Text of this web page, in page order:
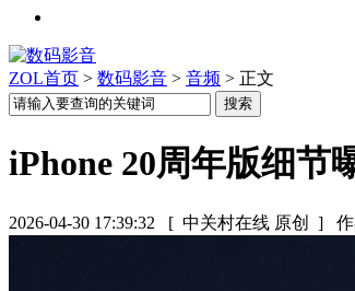
ZOL首页 > 数码影音 > 音频 > 正文
iPhone 20周年版细节
2026-04-30 17:39:32 [ 中关村在线 原创 ] 作